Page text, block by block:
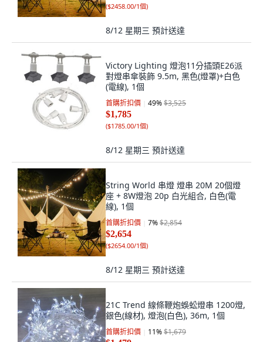
($2458.00/1個)
8/12 星期三 預計送達
Victory Lighting 燈泡11分插頭E26派
對燈串傘裝飾 9.5m, 黑色(燈罩)+白色
(電線), 1個
首購折扣價 49%$3,525
$1,785
($1785.00/1個)
8/12 星期三 預計送達
String World 串燈 燈串 20M 20個燈
座 + 8W燈泡 20p 白光組合, 白色(電
線), 1個
首購折扣價 7%$2,854
$2,654
($2654.00/1個)
8/12 星期三 預計送達
21C Trend 線條鞭炮蜈蚣燈串 1200燈,
銀色(線材), 燈泡(白色), 36m, 1個
首購折扣價 11%$1,679